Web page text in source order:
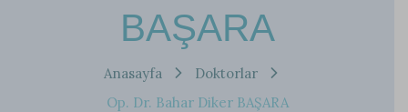
BAŞARA
Anasayfa
Doktorlar
Op. Dr. Bahar Diker BAŞARA